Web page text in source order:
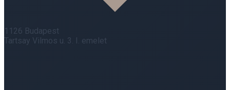
1126 Budapest
Tartsay Vilmos u. 3. I. emelet